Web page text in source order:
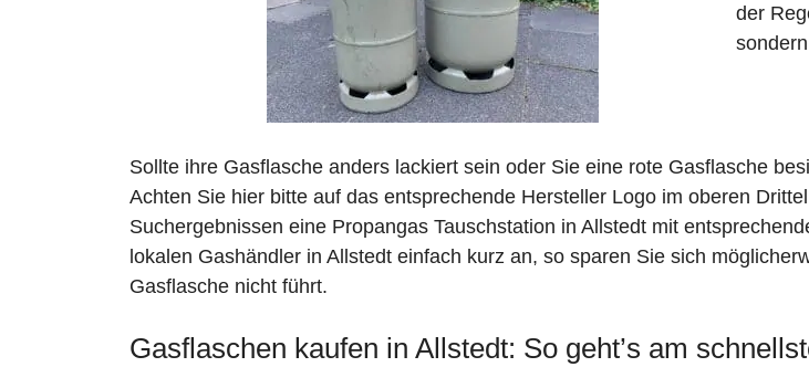
der
Sollte ihre Gasflasche anders lackiert sein oder Sie eine rote Gasflasche
Achten Sie hier bitte auf das entsprechende Hersteller Logo im oberen
Suchergebnissen eine Propangas Tauschstation in Allstedt mit
lokalen Gashändler in Allstedt einfach kurz an, so sparen Sie sich
Gasflasche nicht führt.
Gasflaschen kaufen in Allstedt: So geht’s am